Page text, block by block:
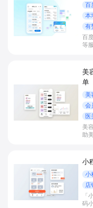
百
本
有
百
等
提
美
单
美
会
医
美
助
引
小
小
店
「
码